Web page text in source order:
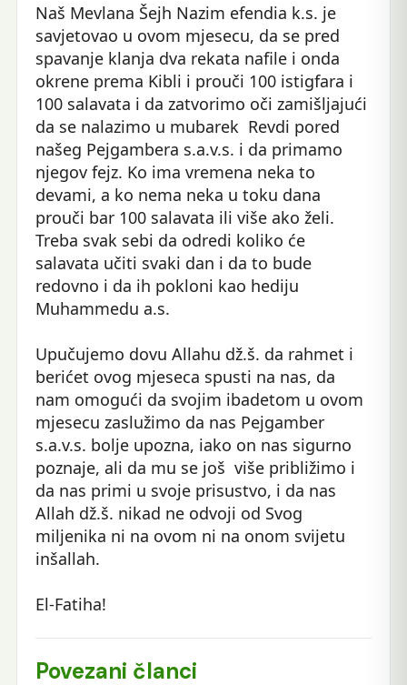
Naš Mevlana Šejh Nazim efendia k.s. je
savjetovao u ovom mjesecu, da se pred
spavanje klanja dva rekata nafile i onda
okrene prema Kibli i prouči 100 istigfara i
100 salavata i da zatvorimo oči zamišljajući
da se nalazimo u mubarek Revdi pored
našeg Pejgambera s.a.v.s. i da primamo
njegov fejz. Ko ima vremena neka to
devami, a ko nema neka u toku dana
prouči bar 100 salavata ili više ako želi.
Treba svak sebi da odredi koliko će
salavata učiti svaki dan i da to bude
redovno i da ih pokloni kao hediju
Muhammedu a.s.
Upučujemo dovu Allahu dž.š. da rahmet i
berićet ovog mjeseca spusti na nas, da
nam omogući da svojim ibadetom u ovom
mjesecu zaslužimo da nas Pejgamber
s.a.v.s. bolje upozna, iako on nas sigurno
poznaje, ali da mu se još više približimo i
da nas primi u svoje prisustvo, i da nas
Allah dž.š. nikad ne odvoji od Svog
miljenika ni na ovom ni na onom svijetu
inšallah.
El-Fatiha!
Povezani članci